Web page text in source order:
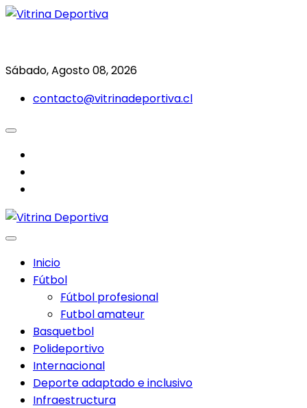
Saltar
Sábado, Agosto 08, 2026
contacto@vitrinadeportiva.cl
Inicio
Fútbol
Fútbol profesional
Futbol amateur
Basquetbol
Polideportivo
Internacional
Deporte adaptado e inclusivo
Infraestructura